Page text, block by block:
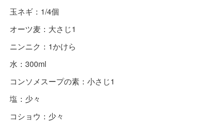
玉ネギ：1/4個
オーツ麦：大さじ1
ニンニク：1かけら
水：300ml
コンソメスープの素：小さじ1
塩：少々
コショウ：少々